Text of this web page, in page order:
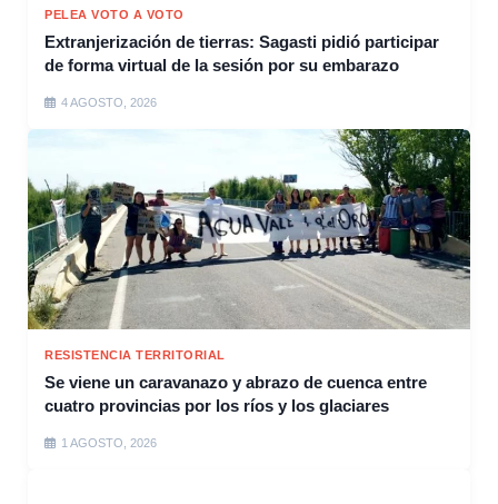
PELEA VOTO A VOTO
Extranjerización de tierras: Sagasti pidió participar
de forma virtual de la sesión por su embarazo
4 AGOSTO, 2026
RESISTENCIA TERRITORIAL
Se viene un caravanazo y abrazo de cuenca entre
cuatro provincias por los ríos y los glaciares
1 AGOSTO, 2026